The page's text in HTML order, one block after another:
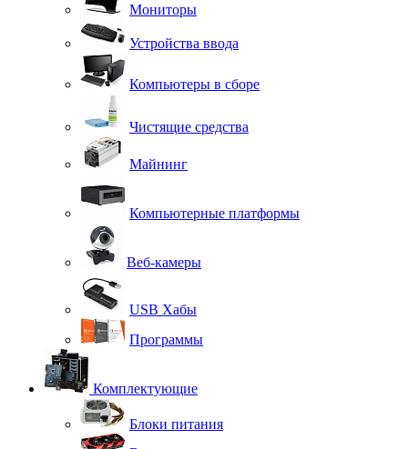
Мониторы
Устройства ввода
Компьютеры в сборе
Чистящие средства
Майнинг
Компьютерные платформы
Веб-камеры
USB Хабы
Программы
Комплектующие
Блоки питания